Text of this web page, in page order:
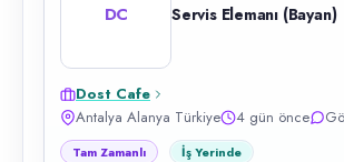
DC Servis Elemanı (Bayan)
Dost Cafe
Antalya Alanya Türkiye
4 gün önce
Tam Zamanlı İş Yerinde